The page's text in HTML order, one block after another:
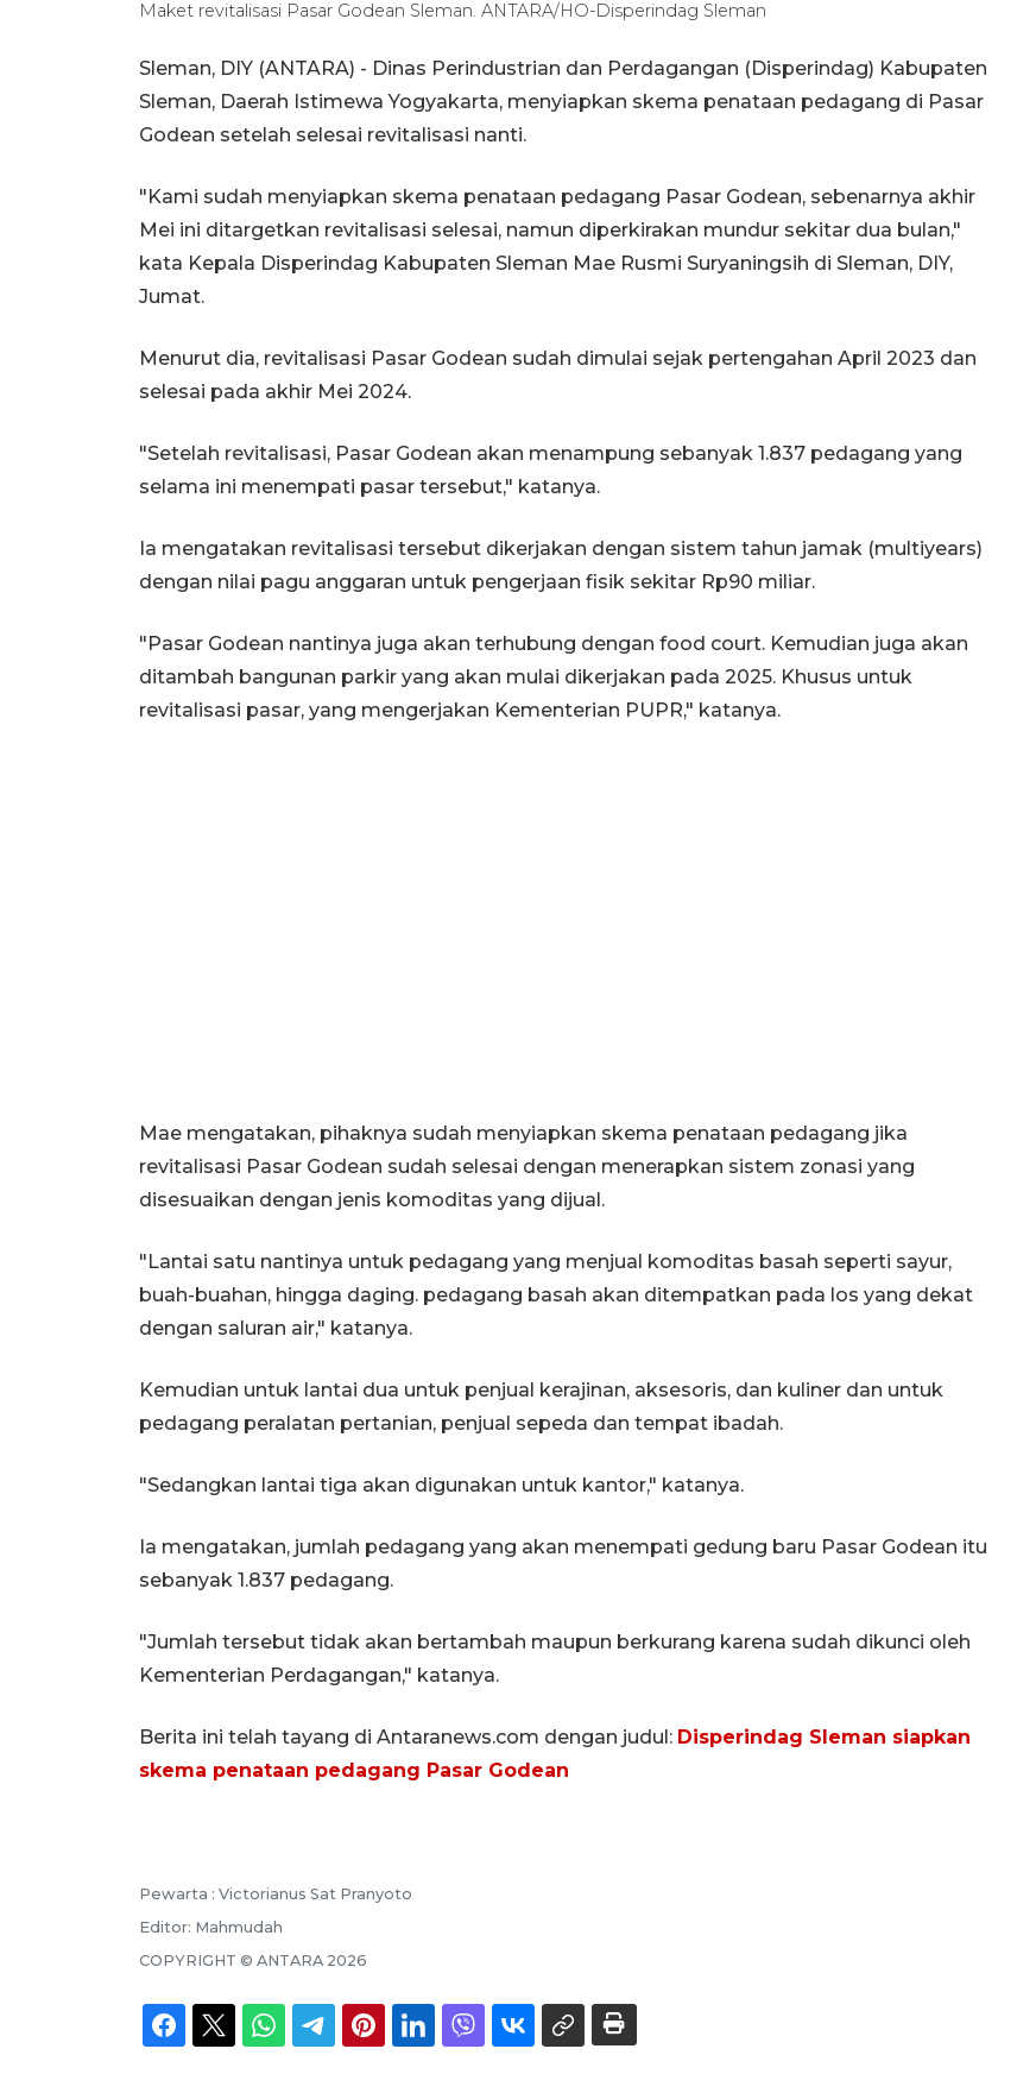
Maket revitalisasi Pasar Godean Sleman. ANTARA/HO-Disperindag Sleman
Sleman, DIY (ANTARA) - Dinas Perindustrian dan Perdagangan (Disperindag) Kabupaten
Sleman, Daerah Istimewa Yogyakarta, menyiapkan skema penataan pedagang di Pasar
Godean setelah selesai revitalisasi nanti.
"Kami sudah menyiapkan skema penataan pedagang Pasar Godean, sebenarnya akhir
Mei ini ditargetkan revitalisasi selesai, namun diperkirakan mundur sekitar dua bulan,"
kata Kepala Disperindag Kabupaten Sleman Mae Rusmi Suryaningsih di Sleman, DIY,
Jumat.
Menurut dia, revitalisasi Pasar Godean sudah dimulai sejak pertengahan April 2023 dan
selesai pada akhir Mei 2024.
"Setelah revitalisasi, Pasar Godean akan menampung sebanyak 1.837 pedagang yang
selama ini menempati pasar tersebut," katanya.
Ia mengatakan revitalisasi tersebut dikerjakan dengan sistem tahun jamak (multiyears)
dengan nilai pagu anggaran untuk pengerjaan fisik sekitar Rp90 miliar.
"Pasar Godean nantinya juga akan terhubung dengan food court. Kemudian juga akan
ditambah bangunan parkir yang akan mulai dikerjakan pada 2025. Khusus untuk
revitalisasi pasar, yang mengerjakan Kementerian PUPR," katanya.
Mae mengatakan, pihaknya sudah menyiapkan skema penataan pedagang jika
revitalisasi Pasar Godean sudah selesai dengan menerapkan sistem zonasi yang
disesuaikan dengan jenis komoditas yang dijual.
"Lantai satu nantinya untuk pedagang yang menjual komoditas basah seperti sayur,
buah-buahan, hingga daging. pedagang basah akan ditempatkan pada los yang dekat
dengan saluran air," katanya.
Kemudian untuk lantai dua untuk penjual kerajinan, aksesoris, dan kuliner dan untuk
pedagang peralatan pertanian, penjual sepeda dan tempat ibadah.
"Sedangkan lantai tiga akan digunakan untuk kantor," katanya.
Ia mengatakan, jumlah pedagang yang akan menempati gedung baru Pasar Godean itu
sebanyak 1.837 pedagang.
"Jumlah tersebut tidak akan bertambah maupun berkurang karena sudah dikunci oleh
Kementerian Perdagangan," katanya.
Berita ini telah tayang di Antaranews.com dengan judul: Disperindag Sleman siapkan
skema penataan pedagang Pasar Godean
Pewarta : Victorianus Sat Pranyoto
Editor: Mahmudah
COPYRIGHT © ANTARA 2026